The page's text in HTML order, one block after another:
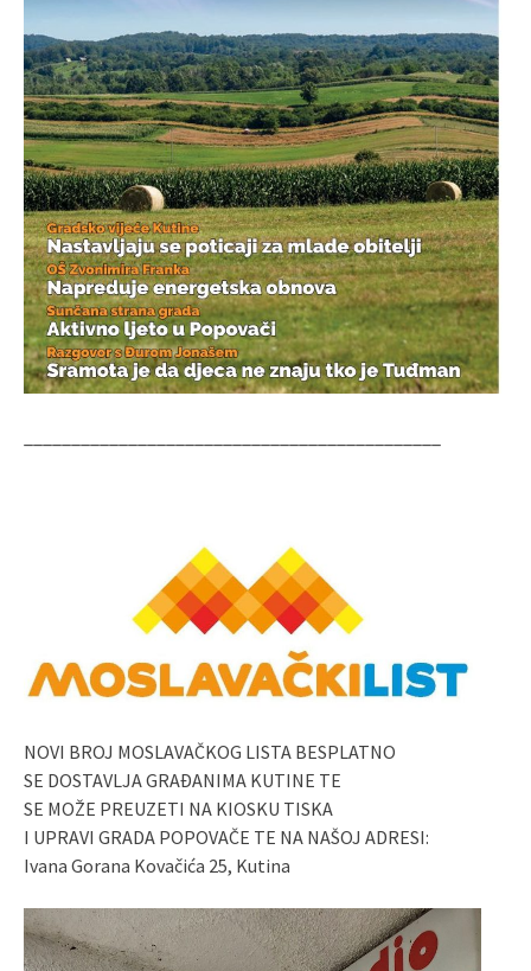
NOVI BROJ MOSLAVAČKOG LISTA BESPLATNO
SE DOSTAVLJA GRAĐANIMA KUTINE TE
SE MOŽE PREUZETI NA KIOSKU TISKA
I UPRAVI GRADA POPOVAČE TE NA NAŠOJ ADRESI:
Ivana Gorana Kovačića 25, Kutina